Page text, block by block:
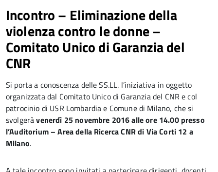
Incontro – Eliminazione della
violenza contro le donne –
Comitato Unico di Garanzia del
CNR
Si porta a conoscenza delle SS.LL. l’iniziativa in oggetto
organizzata dal Comitato Unico di Garanzia del CNR e col
patrocinio di USR Lombardia e Comune di Milano, che si
svolgeràvenerdì 25 novembre 2016 alle ore 14.00 presso
l’Auditorium – Area della Ricerca CNR di Via Corti 12 a
Milano.